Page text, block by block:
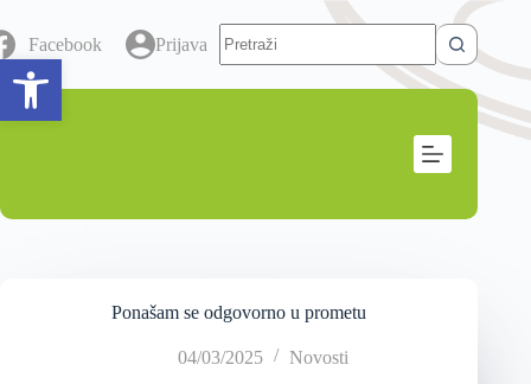
Open toolbar
Facebook Prijava
Ponašam se odgovorno u prometu
04/03/2025 Novosti